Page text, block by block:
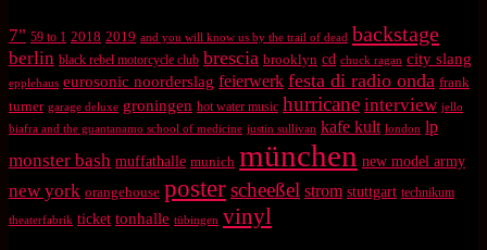
7" 59 to 1 2018 2019 and you will know us by the trail of dead backstage
berlin black rebel motorcycle club brescia brooklyn cd chuck ragan city slang
epplehaus eurosonic noorderslag feierwerk festa di radio onda frank
turner garage deluxe groningen hot water music hurricane interview jello
biafra and the guantanamo school of medicine justin sullivan kafe kult london lp
monster bash muffathalle munich münchen new model army
new york orangehouse posterscheeßel strom stuttgart technikum
theaterfabrik ticket tonhalle tübingen vinyl